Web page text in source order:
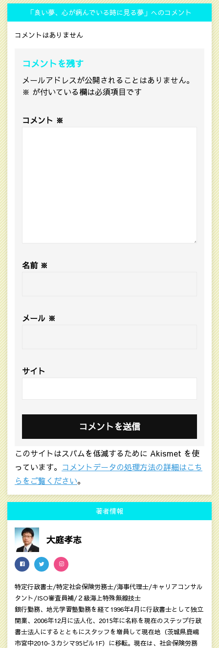
「良い夢、心が病んでいる時に見る夢」へのコメント
コメントはありません
コメントを残す
メールアドレスが公開されることはありません。
※ が付いている欄は必須項目です
コメント ※
名前 ※
メール ※
サイト
このサイトはスパムを低減するために Akismet を使
っています。 コメントデータの処理方法の詳細はこち
らをご覧ください。
著者情報
大庭孝志
特定行政書士/特定社会保険労務士/海事代理士/キャリアコンサル
タント/ISO審査員補/２級海上特殊無線技士
銀行勤務、地元学習塾勤務を経て1996年4月に行政書士として独立
開業、2006年12月に法人化、2015年に名称を現在のステップ行政
書士法人にするとともにスタッフを増員して現在地（茨城県鹿嶋
市宮中2010‐３カシマ95ビル1F）に移転。現在は、社会保険労務